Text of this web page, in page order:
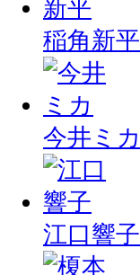
稲角新平
今井ミカ
江口響子